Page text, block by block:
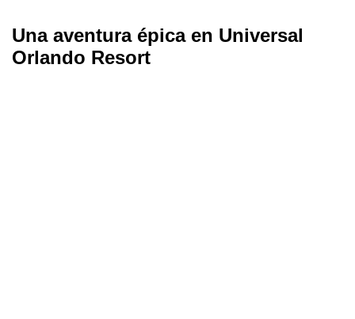
Una aventura épica en Universal
Orlando Resort